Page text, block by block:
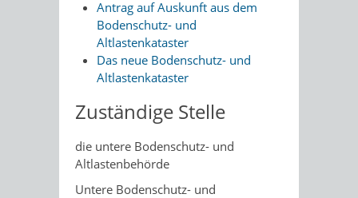
Antrag auf Auskunft aus dem
Bodenschutz- und
Altlastenkataster
Das neue Bodenschutz- und
Altlastenkataster
Zuständige Stelle
die untere Bodenschutz- und
Altlastenbehörde
Untere Bodenschutz- und